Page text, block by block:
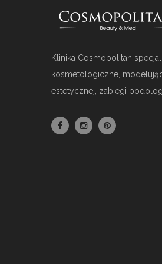
Klinika Cosmopolitan
kosmetologiczne,
estetycznej, zabiegi